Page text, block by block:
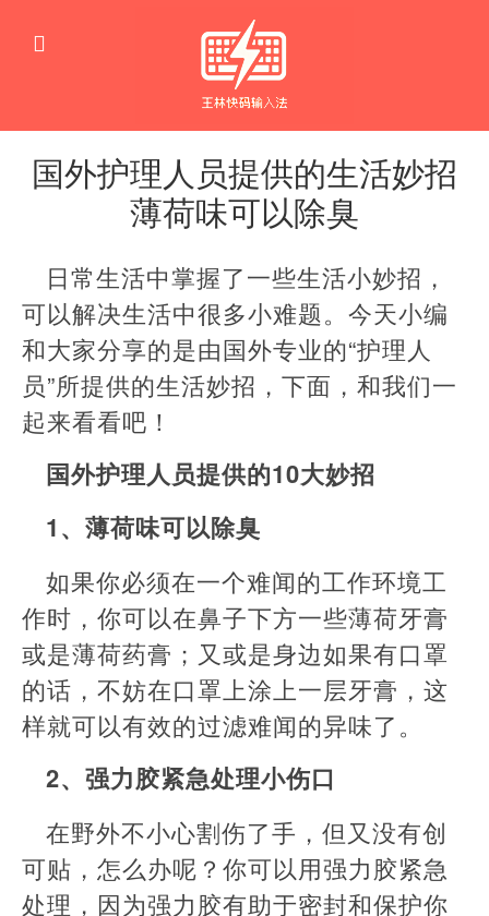
国外护理人员提供的生活妙招
薄荷味可以除臭
窍
门
日常生活中掌握了一些生活小妙招，
可以解决生活中很多小难题。今天小编
和大家分享的是由国外专业的“护理人
员”所提供的生活妙招，下面，和我们一
起来看看吧！
国外护理人员提供的10大妙招
1、薄荷味可以除臭
如果你必须在一个难闻的工作环境工
作时，你可以在鼻子下方一些薄荷牙膏
或是薄荷药膏；又或是身边如果有口罩
的话，不妨在口罩上涂上一层牙膏，这
样就可以有效的过滤难闻的异味了。
2、强力胶紧急处理小伤口
在野外不小心割伤了手，但又没有创
可贴，怎么办呢？你可以用强力胶紧急
处理，因为强力胶有助于密封和保护你